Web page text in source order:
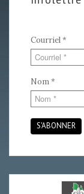
Courriel*
Nom*
S'ABONNER